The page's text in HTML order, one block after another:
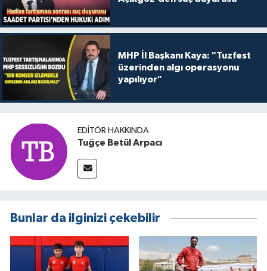
MHP İl Başkanı Kaya: "Tuzfest
üzerinden algı operasyonu
yapılıyor"
EDITÖR HAKKINDA
Tuğçe Betül Arpacı
Bunlar da ilginizi çekebilir